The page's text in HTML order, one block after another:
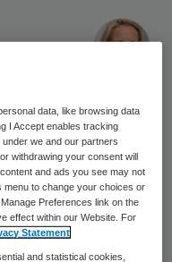
van augustus
van de
Utrecht. “In
de verdere
data, like browsing data
I Accept enables tracking
we and our partners
withdrawing your consent will
and ads you see may not
menu to change your choices or
Preferences link on the
effect within our Website. For
Statement
and statistical cookies,